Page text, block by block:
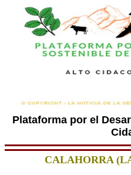
Plataforma por el
CALAHORRA